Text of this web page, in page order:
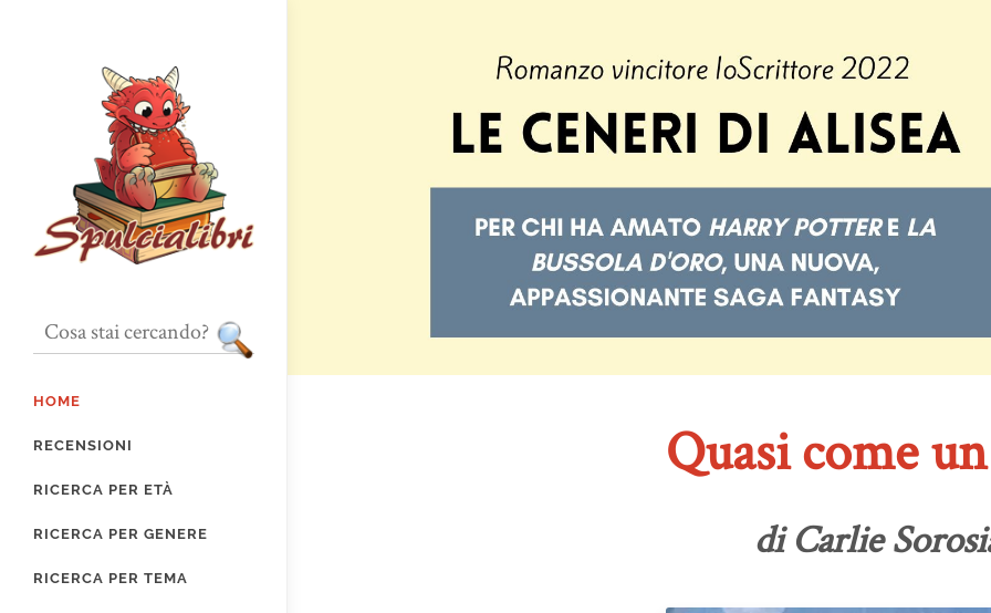
HOME
RECENSIONI
RICERCA PER ETÀ
RICERCA PER GENERE
RICERCA PER TEMA
Quasi come
di Carlie